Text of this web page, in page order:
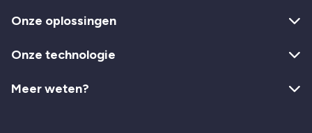
Onze oplossingen
Onze technologie
Meer weten?